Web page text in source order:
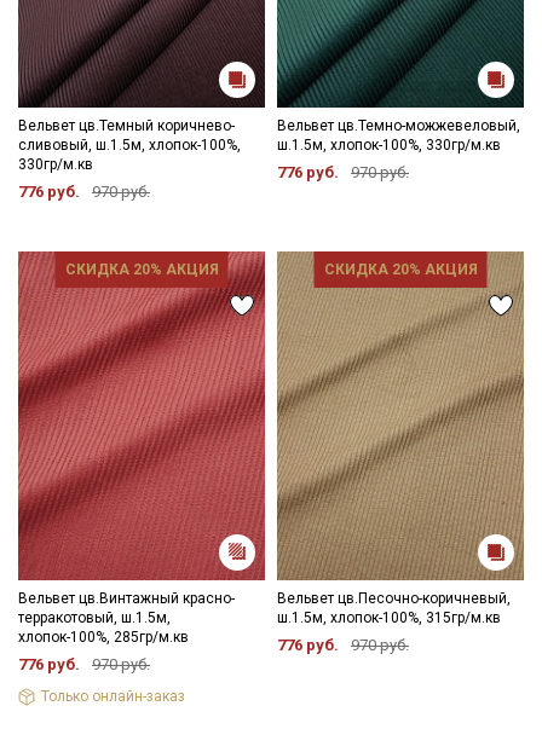
Вельвет цв.Темный коричнево-
сливовый, ш.1.5м, хлопок-100%,
330гр/м.кв
776 руб. 970 руб.
Вельвет цв.Темно-можжевеловый,
ш.1.5м, хлопок-100%, 330гр/м.кв
776 руб. 970 руб.
СКИДКА 20% АКЦИЯ
Вельвет цв.Винтажный красно-
терракотовый, ш.1.5м,
хлопок-100%, 285гр/м.кв
776 руб. 970 руб.
Только онлайн-заказ
СКИДКА 20% АКЦИЯ
Вельвет цв.Песочно-коричневый,
ш.1.5м, хлопок-100%, 315гр/м.кв
776 руб. 970 руб.